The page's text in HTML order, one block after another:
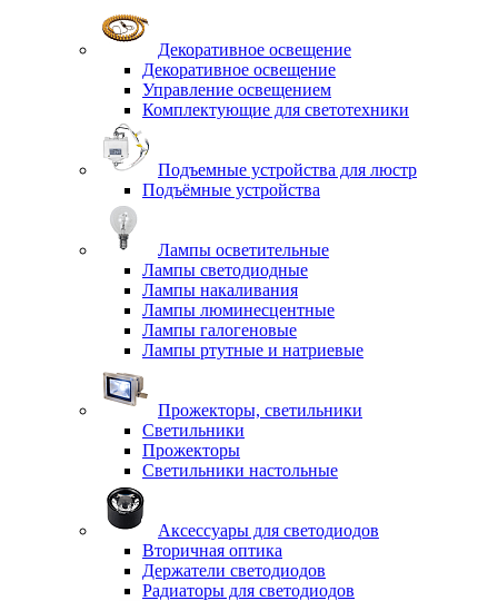
Декоративное освещение
Декоративное освещение
Управление освещением
Комплектующие для светотехники
Подъемные устройства для люстр
Подъёмные устройства
Лампы осветительные
Лампы светодиодные
Лампы накаливания
Лампы люминесцентные
Лампы галогеновые
Лампы ртутные и натриевые
Прожекторы, светильники
Светильники
Прожекторы
Светильники настольные
Аксессуары для светодиодов
Вторичная оптика
Держатели светодиодов
Радиаторы для светодиодов